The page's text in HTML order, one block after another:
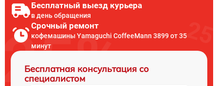
Бесплатный выезд курьера
в день обращения
Срочный ремонт
кофемашины Yamaguchi CoffeeMann 3899 от 35
минут
Бесплатная консультация со
специалистом